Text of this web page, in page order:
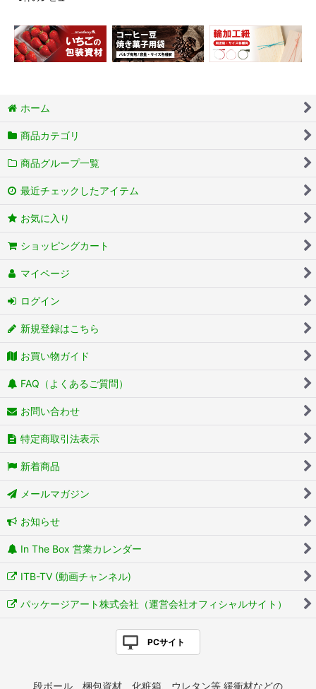
ホーム
商品カテゴリ
商品グループ一覧
最近チェックしたアイテム
お気に入り
ショッピングカート
マイページ
ログイン
新規登録はこちら
お買い物ガイド
FAQ（よくあるご質問）
お問い合わせ
特定商取引法表示
新着商品
メールマガジン
お知らせ
In The Box 営業カレンダー
ITB-TV (動画チャンネル)
パッケージアート株式会社（運営会社オフィシャルサイト）
PCサイト
段ボール、梱包資材、化粧箱、ウレタン等 緩衝材などの